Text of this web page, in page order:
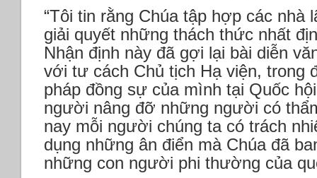
“Tôi tin rằng Chúa tập hợp các nhà
giải quyết những thách thức nhất
Nhận định này đã gợi lại bài diễn
với tư cách Chủ tịch Hạ viện, trong
pháp đồng sự của mình tại Quốc
người nâng đỡ những người có
nay mỗi người chúng ta có trách
dụng những ân điển mà Chúa đã
những con người phi thường của